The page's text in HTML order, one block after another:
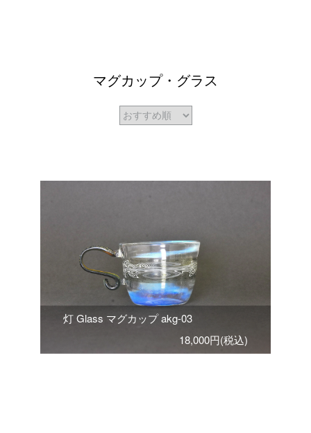
マグカップ・グラス
灯 Glass マグカップ akg-03
18,000円(税込)